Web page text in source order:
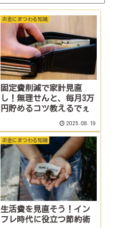
お金にまつわる知識
固定費削減で家計見直
し！無理せんと、毎月3万
円貯めるコツ教えるでぇ
2025.08.19
お金にまつわる知識
生活費を見直そう！イン
フレ時代に役立つ節約術